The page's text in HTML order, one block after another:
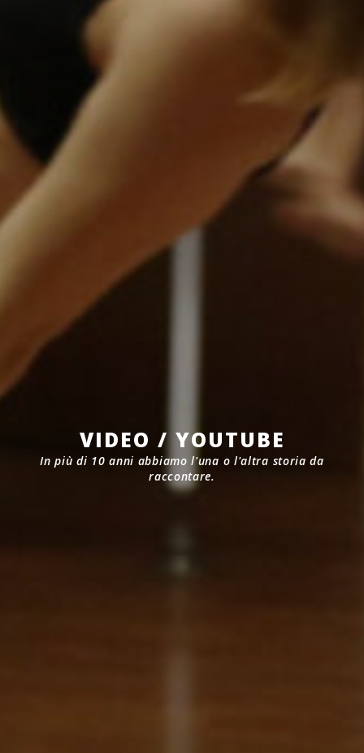
VIDEO / YOUTUBE
In più di 10 anni abbiamo l'una o l'altra storia da
raccontare.